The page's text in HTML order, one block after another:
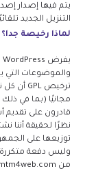
التنزيل الجديد
لماذا رخيصة جدا؟
مجانيًا (بما في
قادرون على
نظرًا لحقيقة أننا
توزيعها على
وليس دفعة
من mtm4web.com.